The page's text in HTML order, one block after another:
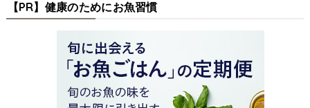
【PR】健康のためにお魚習慣